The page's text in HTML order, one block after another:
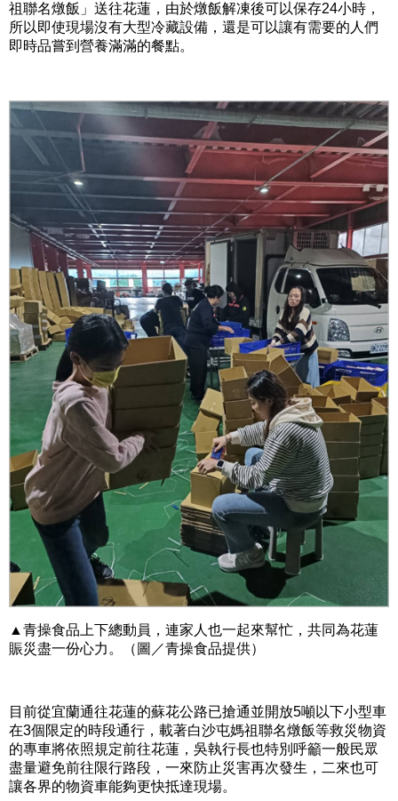
祖聯名燉飯」送往花蓮，由於燉飯解凍後可以保存24小時，
所以即使現場沒有大型冷藏設備，還是可以讓有需要的人們
即時品嘗到營養滿滿的餐點。
▲青操食品上下總動員，連家人也一起來幫忙，共同為花蓮
賑災盡一份心力。（圖／青操食品提供）
目前從宜蘭通往花蓮的蘇花公路已搶通並開放5噸以下小型車
在3個限定的時段通行，載著白沙屯媽祖聯名燉飯等救災物資
的專車將依照規定前往花蓮，吳執行長也特別呼籲一般民眾
盡量避免前往限行路段，一來防止災害再次發生，二來也可
讓各界的物資車能夠更快抵達現場。